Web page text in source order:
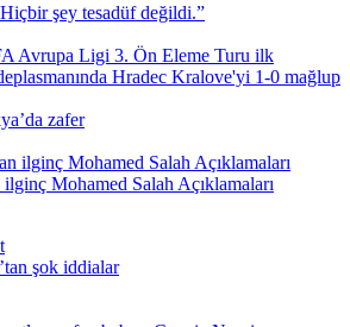
şey tesadüf değildi.”
zafer
ilginç Mohamed Salah Açıklamaları
şok iddialar